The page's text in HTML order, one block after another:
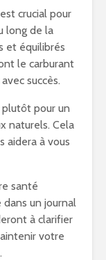
crucial pour
long de la
et équilibrés
le carburant
succès.
plutôt pour un
naturels. Cela
aidera à vous
santé
un journal
à clarifier
votre